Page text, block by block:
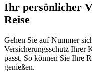
Ihr persönlicher
Reise
Gehen Sie auf Nummer
Versicherungsschutz Ihrer
passt. So können Sie Ihre
genießen.